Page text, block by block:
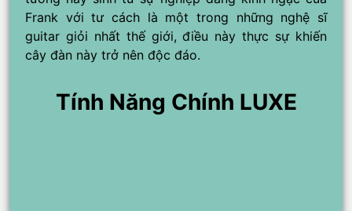
Frank với tư cách là một trong những nghệ sĩ
guitar giỏi nhất thế giới, điều này thực sự khiến
cây đàn này trở nên độc đáo.
Tính Năng Chính LUXE